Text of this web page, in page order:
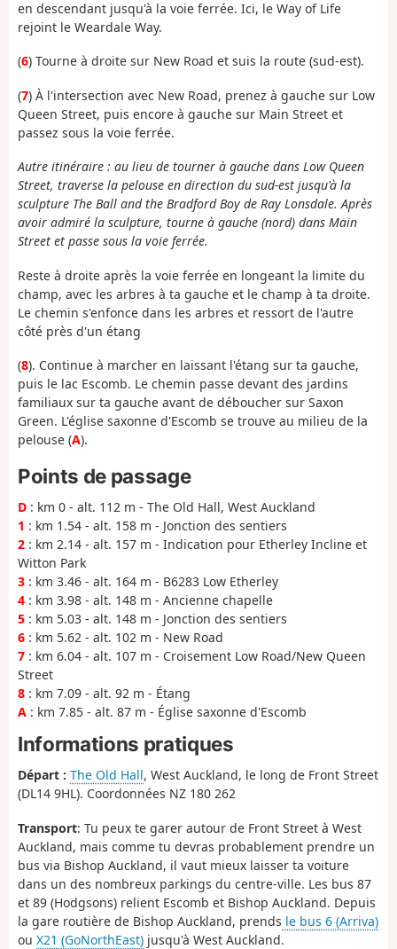
en descendant jusqu'à la voie ferrée. Ici, le Way of Life
rejoint le Weardale Way.
(6) Tourne à droite sur New Road et suis la route (sud-est).
(7) À l'intersection avec New Road, prenez à gauche sur Low
Queen Street, puis encore à gauche sur Main Street et
passez sous la voie ferrée.
Autre itinéraire : au lieu de tourner à gauche dans Low Queen
Street, traverse la pelouse en direction du sud-est jusqu'à la
sculpture The Ball and the Bradford Boy de Ray Lonsdale. Après
avoir admiré la sculpture, tourne à gauche (nord) dans Main
Street et passe sous la voie ferrée.
Reste à droite après la voie ferrée en longeant la limite du
champ, avec les arbres à ta gauche et le champ à ta droite.
Le chemin s'enfonce dans les arbres et ressort de l'autre
côté près d'un étang
(8). Continue à marcher en laissant l'étang sur ta gauche,
puis le lac Escomb. Le chemin passe devant des jardins
familiaux sur ta gauche avant de déboucher sur Saxon
Green. L'église saxonne d'Escomb se trouve au milieu de la
pelouse (A).
Points de passage
D : km 0 - alt. 112 m - The Old Hall, West Auckland
1 : km 1.54 - alt. 158 m - Jonction des sentiers
2 : km 2.14 - alt. 157 m - Indication pour Etherley Incline et
Witton Park
3 : km 3.46 - alt. 164 m - B6283 Low Etherley
4 : km 3.98 - alt. 148 m - Ancienne chapelle
5 : km 5.03 - alt. 148 m - Jonction des sentiers
6 : km 5.62 - alt. 102 m - New Road
7 : km 6.04 - alt. 107 m - Croisement Low Road/New Queen
Street
8 : km 7.09 - alt. 92 m - Étang
A : km 7.85 - alt. 87 m - Église saxonne d'Escomb
Informations pratiques
Départ : The Old Hall, West Auckland, le long de Front Street
(DL14 9HL). Coordonnées NZ 180 262
Transport: Tu peux te garer autour de Front Street à West
Auckland, mais comme tu devras probablement prendre un
bus via Bishop Auckland, il vaut mieux laisser ta voiture
dans un des nombreux parkings du centre-ville. Les bus 87
et 89 (Hodgsons) relient Escomb et Bishop Auckland. Depuis
la gare routière de Bishop Auckland, prends le bus 6 (Arriva)
ou X21 (GoNorthEast) jusqu'à West Auckland.